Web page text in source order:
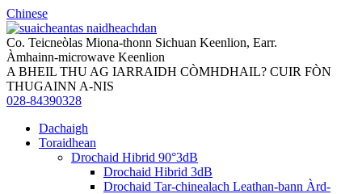
Chinese
Co. Teicneòlas Miona-thonn Sichuan Keenlion, Earr.
Àmhainn-microwave Keenlion
A BHEIL THU AG IARRAIDH CÒMHDHAIL? CUIR FÒN
THUGAINN A-NIS
028-84390328
Dachaigh
Toraidhean
Drochaid Hibrid 90°3dB
Drochaid Hibrid 3dB
Drochaid Tar-chinealach Leathan-bann Àrd-